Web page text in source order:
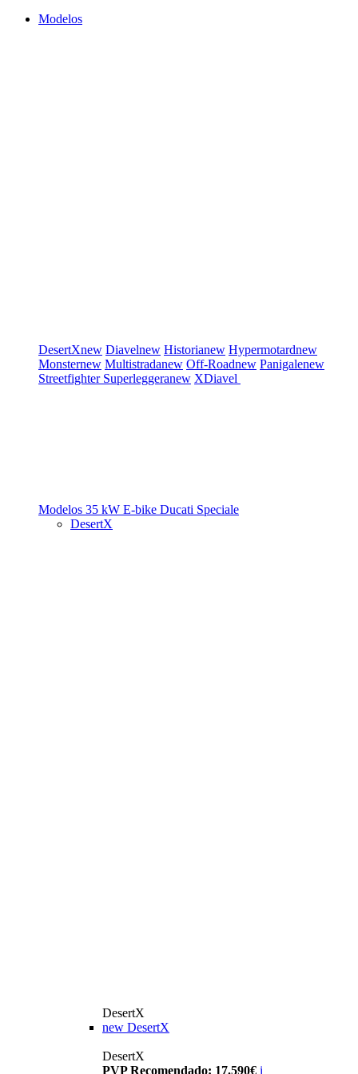
Modelos
DesertXnew Diavelnew Historianew Hypermotardnew
Monsternew Multistradanew Off-Roadnew Panigalenew
Streetfighter Superleggeranew XDiavel
Modelos 35 kW E-bike Ducati Speciale
DesertX
DesertX
new DesertX
DesertX
PVP Recomendado: 17.590€ i